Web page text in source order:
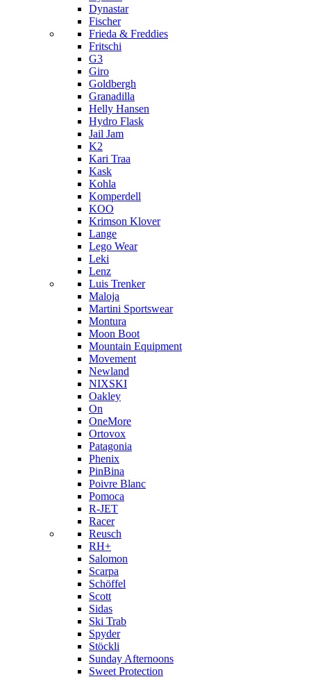
Dynastar
Fischer
Frieda & Freddies
Fritschi
G3
Giro
Goldbergh
Granadilla
Helly Hansen
Hydro Flask
Jail Jam
K2
Kari Traa
Kask
Kohla
Komperdell
KOO
Krimson Klover
Lange
Lego Wear
Leki
Lenz
Luis Trenker
Maloja
Martini Sportswear
Montura
Moon Boot
Mountain Equipment
Movement
Newland
NIXSKI
Oakley
On
OneMore
Ortovox
Patagonia
Phenix
PinBina
Poivre Blanc
Pomoca
R-JET
Racer
Reusch
RH+
Salomon
Scarpa
Schöffel
Scott
Sidas
Ski Trab
Spyder
Stöckli
Sunday Afternoons
Sweet Protection